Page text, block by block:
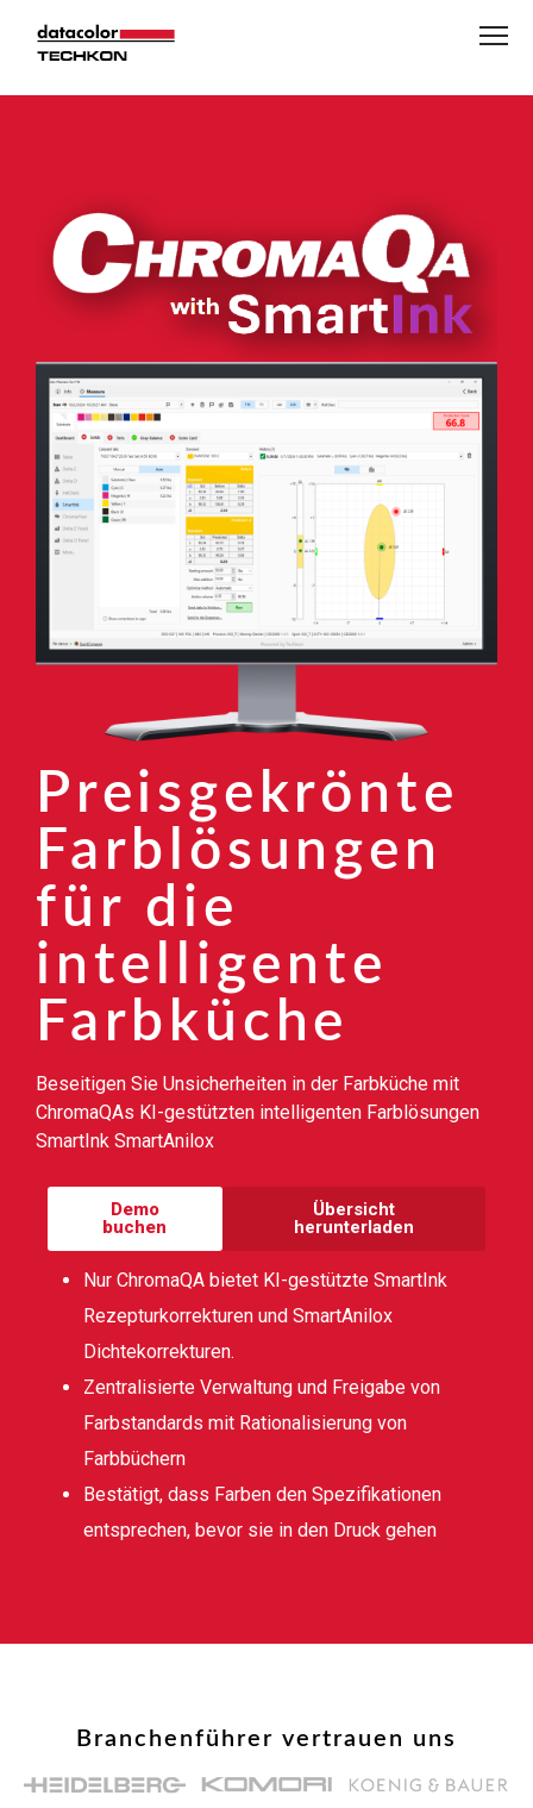
Preisgekrönte
Farblösungen
für die
intelligente
Farbküche
Beseitigen Sie Unsicherheiten in der Farbküche mit
ChromaQAs KI-gestützten intelligenten Farblösungen
SmartInk SmartAnilox
Demo
buchen
Übersicht
herunterladen
Nur ChromaQA bietet KI-gestützte SmartInk
Rezepturkorrekturen und SmartAnilox
Dichtekorrekturen.
Zentralisierte Verwaltung und Freigabe von
Farbstandards mit Rationalisierung von
Farbbüchern
Bestätigt, dass Farben den Spezifikationen
entsprechen, bevor sie in den Druck gehen
Branchenführer vertrauen uns